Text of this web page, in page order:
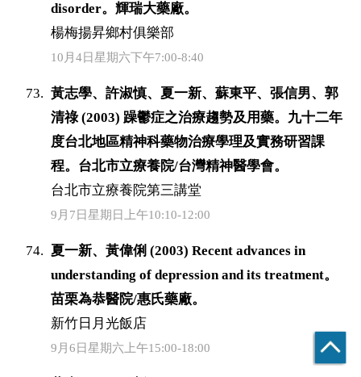
disorder。輝瑞大藥廠。
楊梅揚昇鄉村俱樂部
10月4日星期六下午7:00-8:40
黃志學、許淑慎、夏一新、蘇東平、張信男、郭
清祿 (2003) 躁鬱症之治療趨勢及用藥。九十二年
度台北地區精神科藥物治療學理及實務研習課
程。台北市立療養院/台灣精神醫學會。
台北市立療養院第三講堂
9月7日星期日上午10:10-12:00
夏一新、黃偉俐 (2003) Recent advances in
understanding of depression and its treatment。
苗栗為恭醫院/惠氏藥廠。
新竹日月光飯店
9月6日星期六上午15:00-18:00